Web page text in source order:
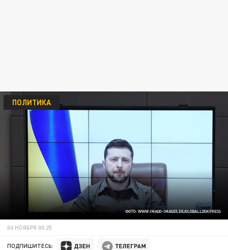
ФОТО: WWW.IMAGO-IMAGES.DE/GLOBALLOOKPRESS
ПОЛИТИКА
06 НОЯБРЯ 00:25
ПОДПИШИТЕСЬ: